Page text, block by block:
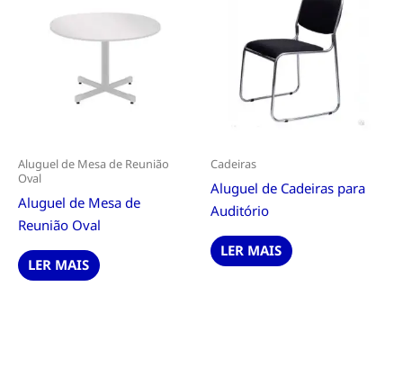
Aluguel de Mesa de Reunião
Oval
Aluguel de Mesa de
Reunião Oval
LER MAIS
Cadeiras
Aluguel de Cadeiras para
Auditório
LER MAIS